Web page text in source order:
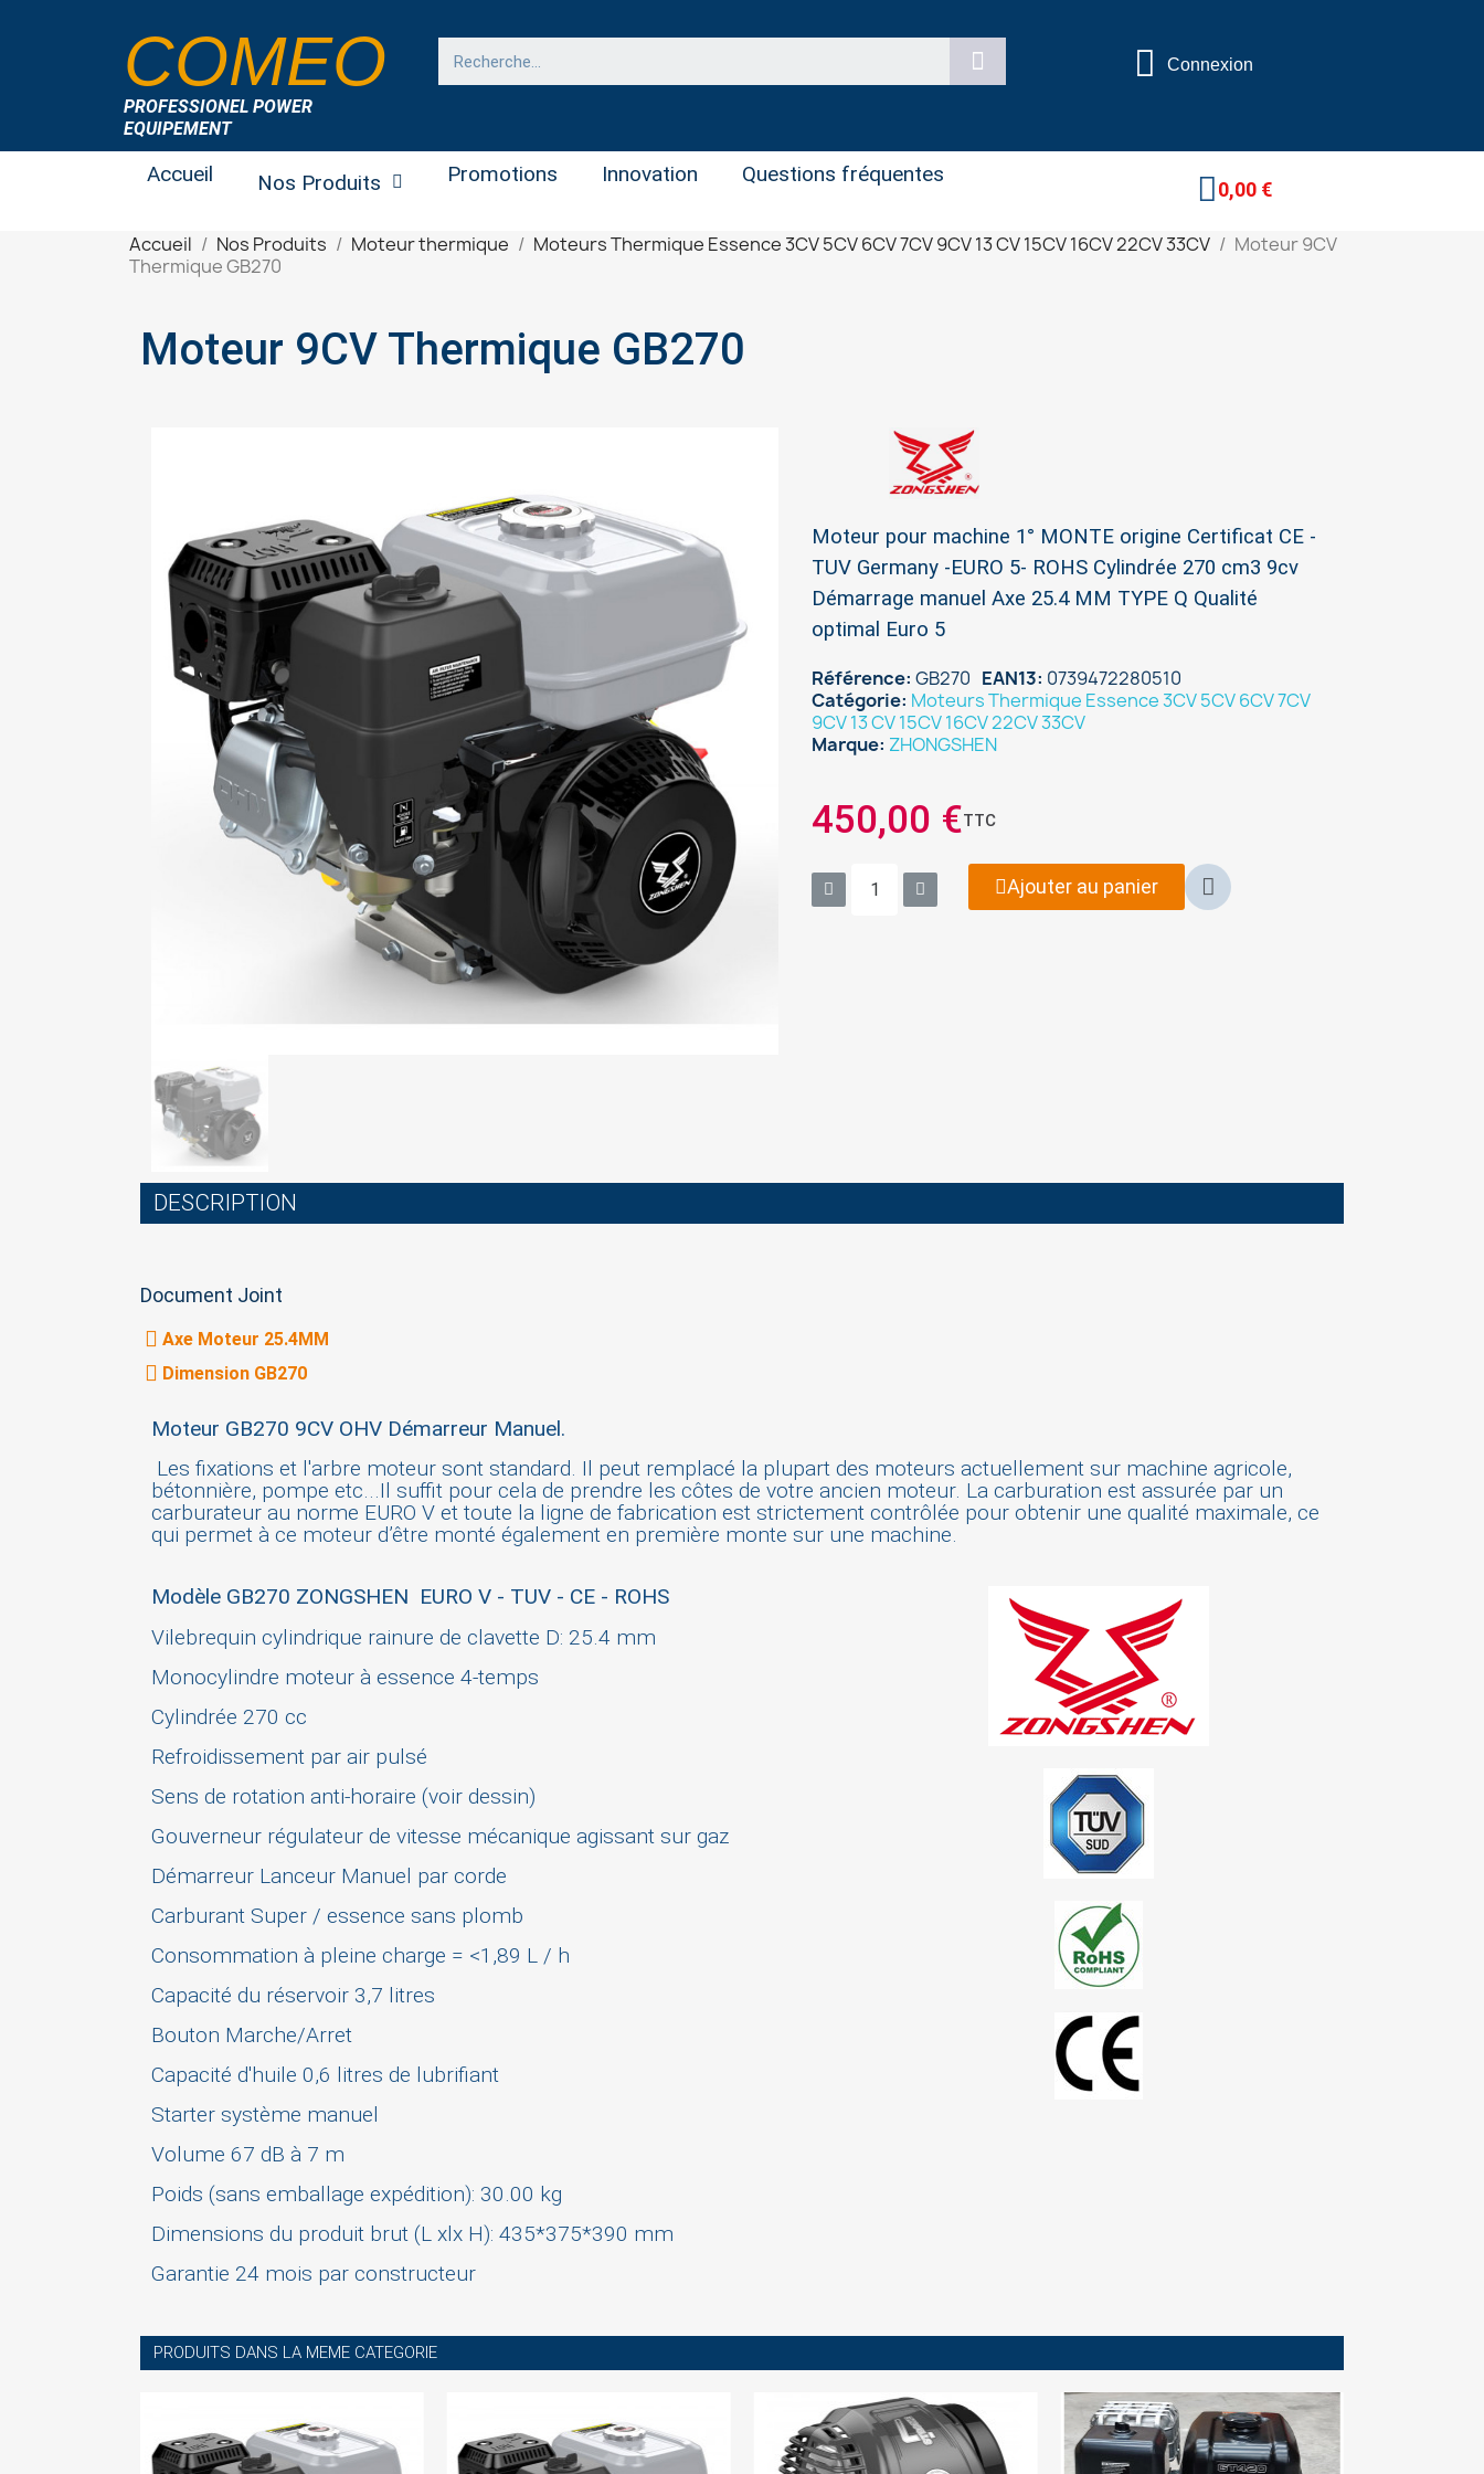
COMEO
PROFESSIONEL POWER
EQUIPEMENT
Connexion
Accueil Nos Produits Promotions Innovation Questions fréquentes
0,00 €
Accueil Nos Produits Moteur thermique Moteurs Thermique Essence 3CV 5CV 6CV 7CV 9CV 13 CV 15CV 16CV 22CV 33CV
Moteur 9CV
Thermique GB270
Moteur 9CV Thermique GB270
Moteur pour machine 1° MONTE origine Certificat CE -
TUV Germany -EURO 5- ROHS Cylindrée 270 cm3 9cv
Démarrage manuel Axe 25.4 MM TYPE Q Qualité
optimal Euro 5
Référence GB270 EAN13 0739472280510
Catégorie Moteurs Thermique Essence 3CV 5CV 6CV 7CV
9CV 13 CV 15CV 16CV 22CV 33CV
Marque ZHONGSHEN
450,00 €TTC
Ajouter au panier
DESCRIPTION
Document Joint
Axe Moteur 25.4MM
Dimension GB270
Moteur GB270 9CV OHV Démarreur Manuel.
Les fixations et l'arbre moteur sont standard. Il peut remplacé la plupart des moteurs actuellement sur machine agricole,
bétonnière, pompe etc...Il suffit pour cela de prendre les côtes de votre ancien moteur. La carburation est assurée par un
carburateur au norme EURO V et toute la ligne de fabrication est strictement contrôlée pour obtenir une qualité maximale, ce
qui permet à ce moteur d’être monté également en première monte sur une machine.
Modèle GB270 ZONGSHEN EURO V - TUV - CE - ROHS
Vilebrequin cylindrique rainure de clavette D: 25.4 mm
Monocylindre moteur à essence 4-temps
Cylindrée 270 cc
Refroidissement par air pulsé
Sens de rotation anti-horaire (voir dessin)
Gouverneur régulateur de vitesse mécanique agissant sur gaz
Démarreur Lanceur Manuel par corde
Carburant Super / essence sans plomb
Consommation à pleine charge = <1,89 L / h
Capacité du réservoir 3,7 litres
Bouton Marche/Arret
Capacité d'huile 0,6 litres de lubrifiant
Starter système manuel
Volume 67 dB à 7 m
Poids (sans emballage expédition): 30.00 kg
Dimensions du produit brut (L xlx H): 435*375*390 mm
Garantie 24 mois par constructeur
PRODUITS DANS LA MEME CATEGORIE
Sign in
Cancel